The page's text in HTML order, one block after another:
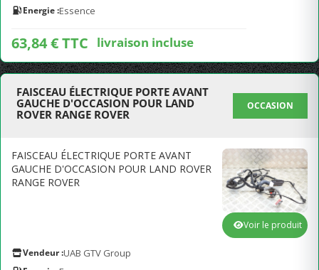
Energie :Essence
63,84 € TTC livraison incluse
FAISCEAU ÉLECTRIQUE PORTE AVANT
GAUCHE D'OCCASION POUR LAND
ROVER RANGE ROVER
OCCASION
FAISCEAU ÉLECTRIQUE PORTE AVANT
GAUCHE D'OCCASION POUR LAND ROVER
RANGE ROVER
Vendeur :UAB GTV Group
Voir le produit